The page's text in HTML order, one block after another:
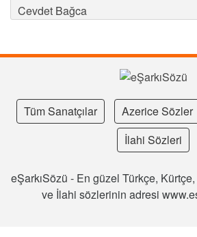
Cevdet Bağca
Tüm Sanatçılar Azerice Sözler
İlahi Sözleri
eŞarkıSözü - En güzel Türkçe,
ve İlahi sözlerinin adresi